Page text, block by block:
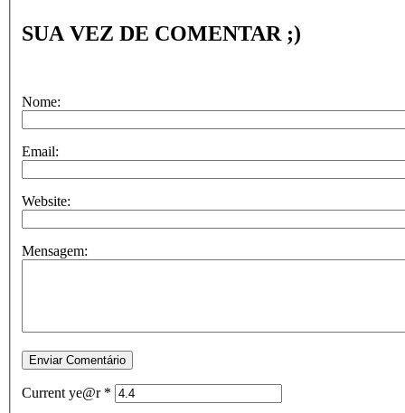
SUA VEZ DE COMENTAR ;)
Nome:
Email:
Website:
Mensagem:
Current ye@r *